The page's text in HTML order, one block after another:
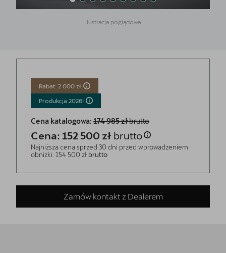
Ilustracja poglądowa
Rabat: 2 000 zł
Produkcja 2026!
Cena katalogowa: 174 985 złbrutto
Cena: 152 500 zł brutto
Najniższa cena sprzed 30 dni przed wprowadzeniem
obniżki: 154 500 zł brutto
Zamów kontakt z Dealerem